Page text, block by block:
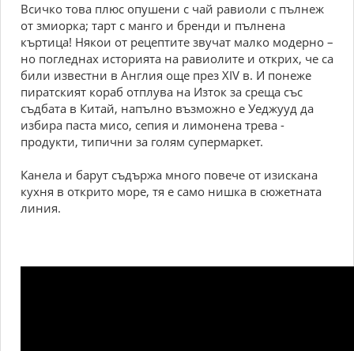
Всичко това плюс опушени с чай равиоли с пълнеж
от змиорка; тарт с манго и бренди и пълнена
къртица! Някои от рецептите звучат малко модерно –
но погледнах историята на равиолите и открих, че са
били известни в Англия още през ХІV в. И понеже
пиратският кораб отплува на Изток за среща със
съдбата в Китай, напълно възможно е Уеджууд да
избира паста мисо, сепия и лимонена трева -
продукти, типични за голям супермаркет.
Канела и барут съдържа много повече от изискана
кухня в открито море, тя е само нишка в сюжетната
линия.